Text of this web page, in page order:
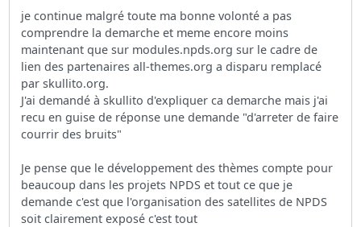
je continue malgré toute ma bonne volonté a pas
comprendre la demarche et meme encore moins
maintenant que sur modules.npds.org sur le cadre de
lien des partenaires all-themes.org a disparu remplacé
par skullito.org.
J'ai demandé à skullito d'expliquer ca demarche mais j'ai
recu en guise de réponse une demande "d'arreter de faire
courrir des bruits"
Je pense que le développement des thèmes compte pour
beaucoup dans les projets NPDS et tout ce que je
demande c'est que l'organisation des satellites de NPDS
soit clairement exposé c'est tout